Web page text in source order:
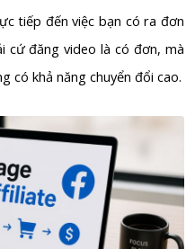
tiếp đến việc bạn có ra đơn
cứ đăng video là có đơn, mà
có khả năng chuyển đổi cao.